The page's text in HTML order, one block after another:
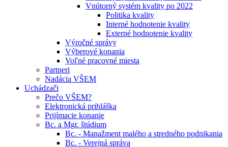
Vnútorný systém kvality po 2022
Politika kvality
Interné hodnotenie kvality
Externé hodnotenie kvality
Výročné správy
Výberové konania
Voľné pracovné miesta
Partneri
Nadácia VŠEM
Uchádzači
Prečo VŠEM?
Elektronická prihláška
Prijímacie konanie
Bc. a Mgr. štúdium
Bc. - Manažment malého a stredného podnikania
Bc. - Verejná správa